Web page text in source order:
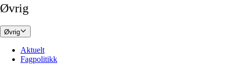
Øvrig
Øvrig
Aktuelt
Fagpolitikk